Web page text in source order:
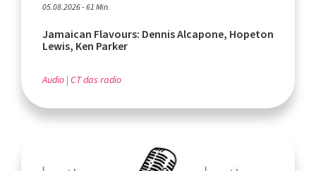
05.08.2026 - 61 Min.
Jamaican Flavours: Dennis Alcapone, Hopeton
Lewis, Ken Parker
Audio CT das radio